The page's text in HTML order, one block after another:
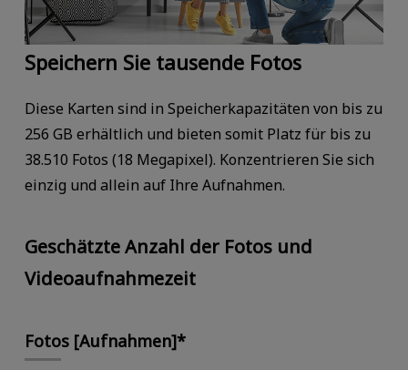
Speichern Sie tausende Fotos
Diese Karten sind in Speicherkapazitäten von bis zu
256 GB erhältlich und bieten somit Platz für bis zu
38.510 Fotos (18 Megapixel). Konzentrieren Sie sich
einzig und allein auf Ihre Aufnahmen.
Geschätzte Anzahl der Fotos und
Videoaufnahmezeit
Fotos [Aufnahmen]*